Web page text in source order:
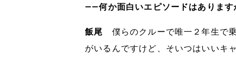
――何か面白いエピソードはあります
飯尾 僕らのクルーで唯一２年生で
がいるんですけど、そいつはいいキ